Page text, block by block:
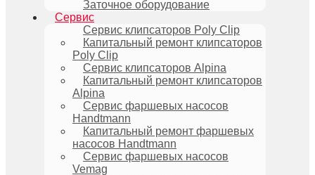
Заточное оборудование
Сервис
Сервис клипсаторов Poly Clip
Капитальный ремонт клипсаторов
Poly Clip
Сервис клипсаторов Alpina
Капитальный ремонт клипсаторов
Alpina
Сервис фаршевых насосов
Handtmann
Капитальный ремонт фаршевых
насосов Handtmann
Сервис фаршевых насосов
Vemag